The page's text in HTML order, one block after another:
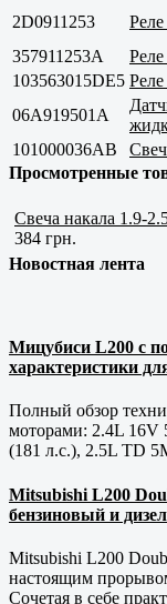
2D0911253
Реле
357911253A
103563015DE5
06A919501A
101000036AB
Просмотренные
Свеча накала 1.9-
384 грн.
Новостная лента
Мицубиси L200 с
характеристики
Полный обзор
моторами: 2.4L 16V
(181 л.с.), 2.5L TD
Mitsubishi L200
бензиновый и
Mitsubishi L200
настоящим
Сочетая в себе